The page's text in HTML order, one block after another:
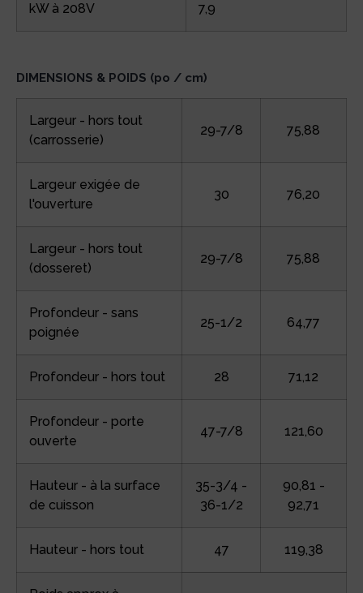
kW à 208V 7,9
DIMENSIONS & POIDS (po / cm)
Largeur - hors tout
(carrosserie)
29-7/8 75,88
Largeur exigée de
l'ouverture
30 76,20
Largeur - hors tout
(dosseret)
29-7/8 75,88
Profondeur - sans
poignée
25-1/2 64,77
Profondeur - hors tout 28 71,12
Profondeur - porte
ouverte
47-7/8 121,60
Hauteur - à la surface
de cuisson
35-3/4 -
36-1/2
90,81 -
92,71
Hauteur - hors tout 47 119,38